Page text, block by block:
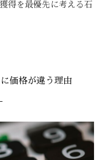
得を最優先に考える石
価格が違う理由